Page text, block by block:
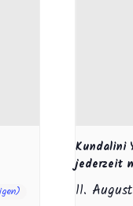
Kundalini
jederzeit
11.